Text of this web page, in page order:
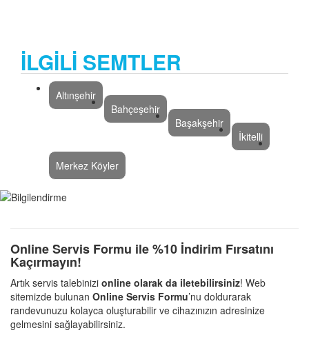
İLGİLİ SEMTLER
Altınşehir
Bahçeşehir
Başakşehir
İkitelli
Merkez Köyler
Online Servis Formu ile %10 İndirim Fırsatını
Kaçırmayın!
Artık servis talebinizi online olarak da iletebilirsiniz! Web
sitemizde bulunan Online Servis Formu’nu doldurarak
randevunuzu kolayca oluşturabilir ve cihazınızın adresinize
gelmesini sağlayabilirsiniz.